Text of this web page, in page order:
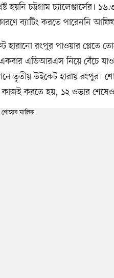
হয়নি চট্টগ্রাম
ব্যাটিং করতে পারেননি
রংপুর পাওয়ার প্লেতে
এডিআরএস নিয়ে বেঁচে
তৃতীয় উইকেট হারায় রংপুর।
কাজই করতে হয়, ১২ ওভার